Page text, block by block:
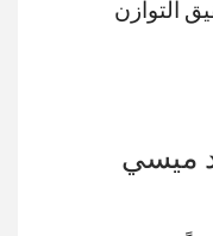
التوازن
ميسي